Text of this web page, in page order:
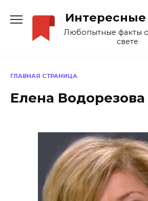
содержанию
Любопытные факты
свете
ГЛАВНАЯ СТРАНИЦА
Елена Водорезова